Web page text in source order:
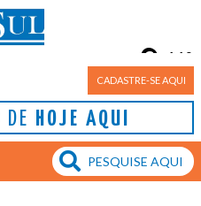
CADASTRE-SE AQUI
DE HOJE AQUI
Porto Alegre
11°